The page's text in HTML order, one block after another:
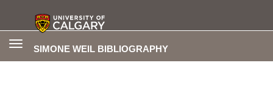
SIMONE WEIL BIBLIOGRAPHY
Toggle